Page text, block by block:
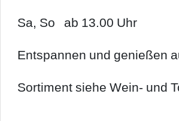
Sa, So ab 13.00 Uhr
Entspannen und genießen
Sortiment siehe Wein- und